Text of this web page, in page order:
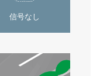
信号なし